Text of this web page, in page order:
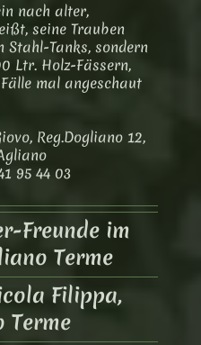
nach alter,
seine Trauben
Tanks, sondern
Ltr. Holz-Fässern,
mal angeschaut
Reg.Dogliano 12,
95 44 03
Freunde im
Terme
Filippa,
Terme